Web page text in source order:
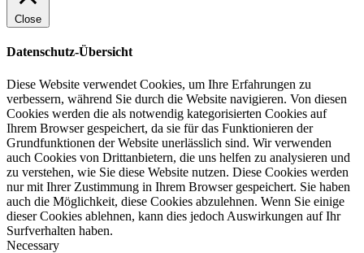
Close
Datenschutz-Übersicht
Diese Website verwendet Cookies, um Ihre Erfahrungen zu
verbessern, während Sie durch die Website navigieren. Von diesen
Cookies werden die als notwendig kategorisierten Cookies auf
Ihrem Browser gespeichert, da sie für das Funktionieren der
Grundfunktionen der Website unerlässlich sind. Wir verwenden
auch Cookies von Drittanbietern, die uns helfen zu analysieren und
zu verstehen, wie Sie diese Website nutzen. Diese Cookies werden
nur mit Ihrer Zustimmung in Ihrem Browser gespeichert. Sie haben
auch die Möglichkeit, diese Cookies abzulehnen. Wenn Sie einige
dieser Cookies ablehnen, kann dies jedoch Auswirkungen auf Ihr
Surfverhalten haben.
Necessary